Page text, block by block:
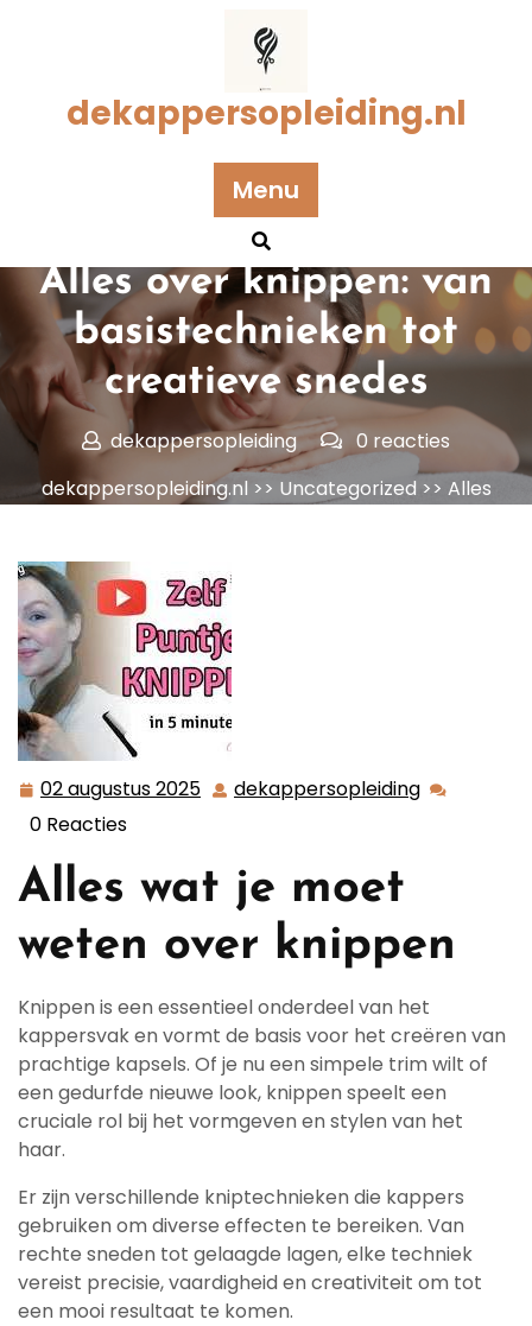
dekappersopleiding.nl
Menu
Geplaatst op 02 augustus 2025
Alles over knippen: van
basistechnieken tot
creatieve snedes
dekappersopleiding
0 reacties
dekappersopleiding.nl>> Uncategorized >> Alles
02 augustus 2025 02 dekappersopleiding
0 Reacties
Alles wat je moet
weten over knippen
Knippen is een essentieel onderdeel van het
kappersvak en vormt de basis voor het creëren van
prachtige kapsels. Of je nu een simpele trim wilt of
een gedurfde nieuwe look, knippen speelt een
cruciale rol bij het vormgeven en stylen van het
haar.
Er zijn verschillende kniptechnieken die kappers
gebruiken om diverse effecten te bereiken. Van
rechte sneden tot gelaagde lagen, elke techniek
vereist precisie, vaardigheid en creativiteit om tot
een mooi resultaat te komen.